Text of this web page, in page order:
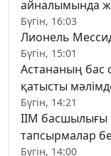
айналымында
Бүгін, 16:03
Лионель
Бүгін, 15:01
Астананың бас
қатысты
Бүгін, 14:21
ІІМ
тапсырмалар
Бүгін, 14:00